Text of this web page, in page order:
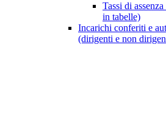
Tassi di
in tabelle)
Incarichi conferiti e
(dirigenti e non